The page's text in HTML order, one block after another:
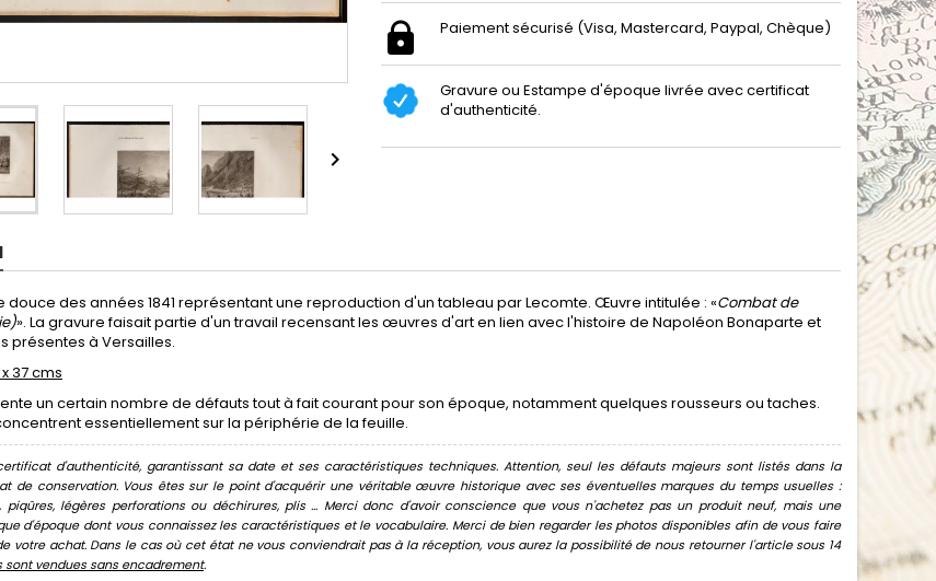

Paiement sécurisé (Visa, Mastercard, Paypal, Chèque)
Gravure ou Estampe d'époque livrée avec certificat
d'authenticité.
douce des années 1841 représentant une reproduction d'un tableau par Lecomte. Œuvre intitulée : «Combat de
». La gravure faisait partie d'un travail recensant les œuvres d'art en lien avec l'histoire de Napoléon Bonaparte et
présentes à Versailles.
37 cms
un certain nombre de défauts tout à fait courant pour son époque, notamment quelques rousseurs ou taches.
essentiellement sur la périphérie de la feuille.
d'authenticité, garantissant sa date et ses caractéristiques techniques. Attention, seul les défauts majeurs sont listés dans la
de conservation. Vous êtes sur le point d'acquérir une véritable œuvre historique avec ses éventuelles marques du temps usuelles :
piqûres, légères perforations ou déchirures, plis ... Merci donc d'avoir conscience que vous n'achetez pas un produit neuf, mais une
d'époque dont vous connaissez les caractéristiques et le vocabulaire. Merci de bien regarder les photos disponibles afin de vous faire
votre achat. Dans le cas où cet état ne vous conviendrait pas à la réception, vous aurez la possibilité de nous retourner l'article sous 14
sont vendues sans encadrement.